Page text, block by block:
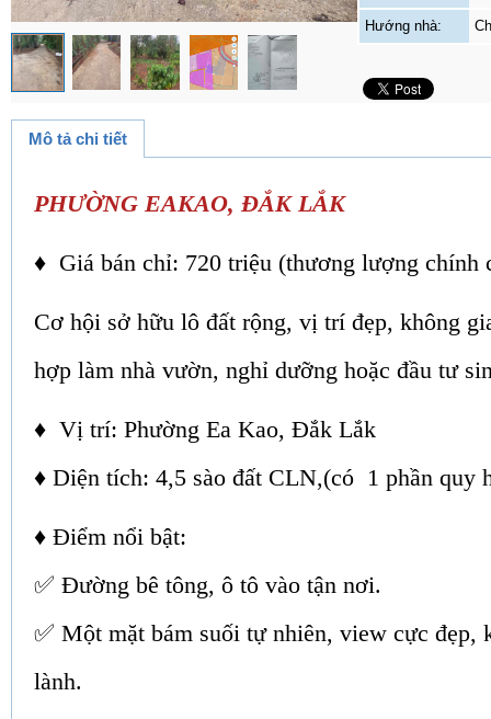
Hướng nhà:
Mô tả chi tiết
PHƯỜNG EAKAO, ĐẮK LẮK
♦ Giá bán chỉ: 720 triệu (thương lượng chính
Cơ hội sở hữu lô đất rộng, vị trí đẹp, không
hợp làm nhà vườn, nghỉ dưỡng hoặc đầu tư
♦ Vị trí: Phường Ea Kao, Đắk Lắk
♦ Diện tích: 4,5 sào đất CLN,(có 1 phần quy
♦ Điểm nổi bật:
✅ Đường bê tông, ô tô vào tận nơi.
✅ Một mặt bám suối tự nhiên, view cực đẹp,
lành.